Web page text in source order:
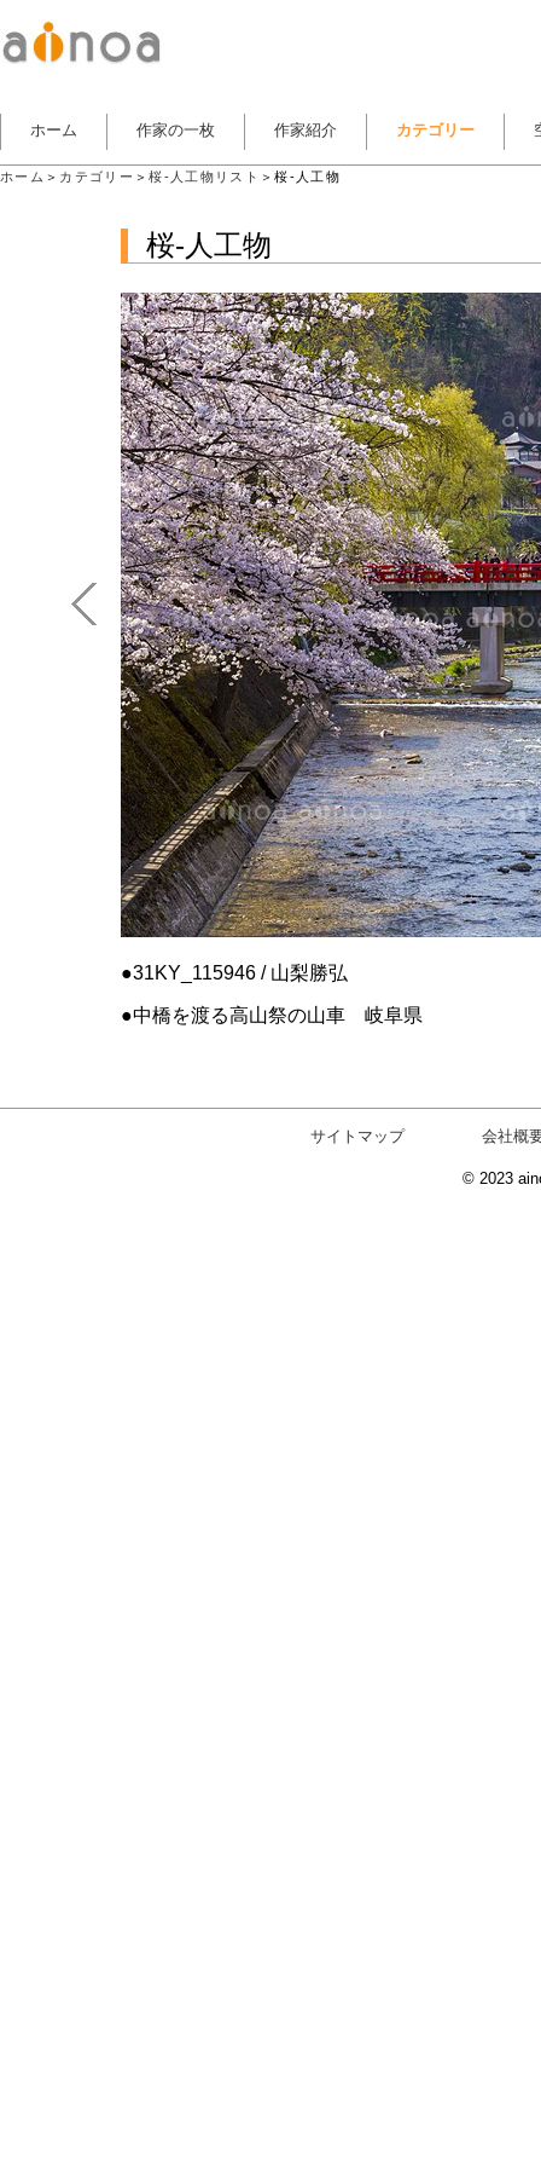
ホーム 作家の一枚 作家紹介 カテゴリー
ホーム ＞ カテゴリー ＞桜-人工物リスト ＞桜-人工物
桜-人工物
31KY_115946 / 山梨勝弘
中橋を渡る高山祭の山車 岐阜県
サイトマップ 会社概
© 2023